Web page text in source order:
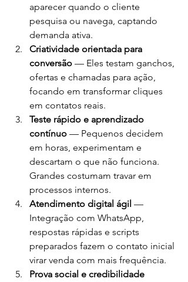
aparecer quando o cliente
pesquisa ou navega, captando
demanda ativa.
Criatividade orientada para
conversão — Eles testam ganchos,
ofertas e chamadas para ação,
focando em transformar cliques
em contatos reais.
Teste rápido e aprendizado
contínuo — Pequenos decidem
em horas, experimentam e
descartam o que não funciona.
Grandes costumam travar em
processos internos.
Atendimento digital ágil —
Integração com WhatsApp,
respostas rápidas e scripts
preparados fazem o contato inicial
virar venda com mais frequência.
Prova social e credibilidade